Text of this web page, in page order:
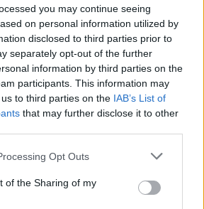
you may continue seeing
on personal information utilized by
disclosed to third parties prior to
separately opt-out of the further
information by third parties on the
participants. This information may
to third parties on the IAB’s List of
that may further disclose it to other
Opt Outs
of the Sharing of my
Sulm i armatosur në një
shkollë në Tajlandë:
gjashtë viktima, mes tyre